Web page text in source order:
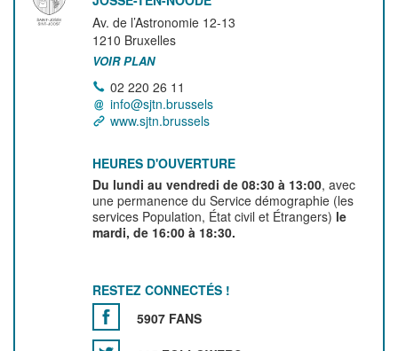
Av. de l’Astronomie 12-13
1210 Bruxelles
VOIR PLAN
02 220 26 11
info@sjtn.brussels
www.sjtn.brussels
HEURES D'OUVERTURE
Du lundi au vendredi de 08:30 à 13:00, avec
une permanence du Service démographie (les
services Population, État civil et Étrangers) le
mardi, de 16:00 à 18:30.
RESTEZ CONNECTÉS !
5907 FANS